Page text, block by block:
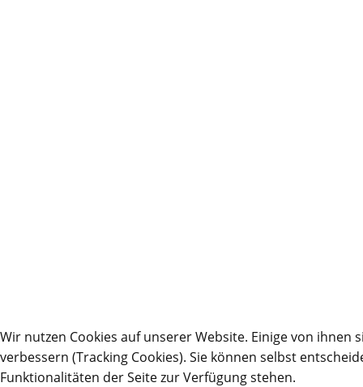
Wir nutzen Cookies auf unserer Website. Einige von
verbessern (Tracking Cookies). Sie können selbst
Funktionalitäten der Seite zur Verfügung stehen.